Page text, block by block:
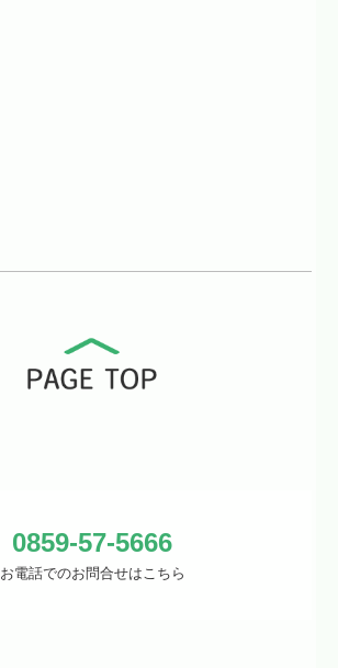
0859-57-5666
お電話でのお問合せはこちら